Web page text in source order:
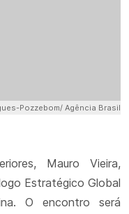
Pozzebom/ Agência Brasil
Mauro Vieira,
Estratégico Global
O encontro será